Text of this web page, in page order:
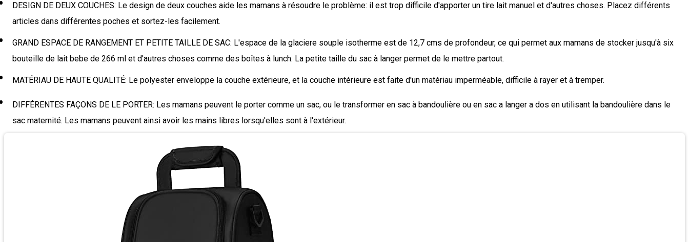
DESIGN DE DEUX COUCHES: Le design de deux couches aide les mamans à résoudre le problème: il est trop difficile d'apporter un tire lait manuel et d'autres choses. Placez différents
articles dans différentes poches et sortez-les facilement.
GRAND ESPACE DE RANGEMENT ET PETITE TAILLE DE SAC: L'espace de la glaciere souple isotherme est de 12,7 cms de profondeur, ce qui permet aux mamans de stocker jusqu'à six
bouteille de lait bebe de 266 ml et d'autres choses comme des boîtes à lunch. La petite taille du sac à langer permet de le mettre partout.
MATÉRIAU DE HAUTE QUALITÉ: Le polyester enveloppe la couche extérieure, et la couche intérieure est faite d'un matériau imperméable, difficile à rayer et à tremper.
DIFFÉRENTES FAÇONS DE LE PORTER: Les mamans peuvent le porter comme un sac, ou le transformer en sac à bandoulière ou en sac a langer a dos en utilisant la bandoulière dans le
sac maternité. Les mamans peuvent ainsi avoir les mains libres lorsqu'elles sont à l'extérieur.